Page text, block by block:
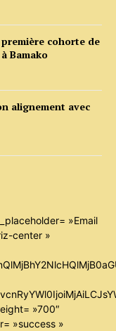
cohorte de
Bamako
alignement avec
»Email
center »
»700″
»success »